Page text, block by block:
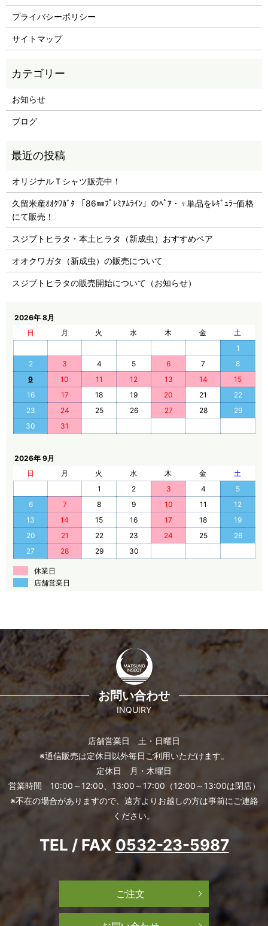
プライバシーポリシー
サイトマップ
お知らせ
ブログ
オリジナルＴシャツ販売中！
久留米産ｵｵｸﾜｶﾞﾀ 「86㎜ﾌﾟﾚﾐｱﾑﾗｲﾝ」のﾍﾟｱ・♀単品をﾚｷﾞｭﾗｰ価格
にて販売！
スジブトヒラタ・本土ヒラタ（新成虫）おすすめペア
オオクワガタ（新成虫）の販売について
スジブトヒラタの販売開始について（お知らせ）
2026年 8月
日
月 火 水 木 金
土
1
2
3 4 5 6 7
8
9
10 11 12 13 14
15
16
17 18 19 20 21
22
23
24 25 26 27 28
29
30
31
2026年 9月
日
月 火 水 木 金
土
1
2 3 4
5
6
7 8 9 10 11
12
13
14 15 16 17 18
19
20
21 22 23 24 25
26
27
28 29 30
休業日
店舗営業日
お問い合わせ
INQUIRY
店舗営業日 土・日曜日
※通信販売は定休日以外毎日ご利用いただけます。
定休日 月・木曜日
営業時間 10:00～12:00、13:00～17:00（12:00～13:00は閉店）
※不在の場合がありますので、遠方よりお越しの方は事前にご連絡
ください。
TEL / FAX 0532-23-5987
ご注文